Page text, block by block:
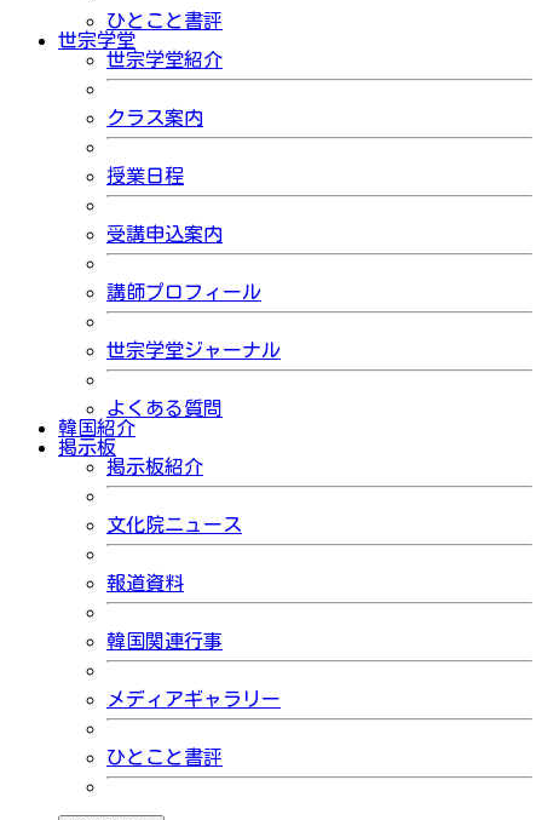
ひとこと書評
世宗学堂
世宗学堂紹介
クラス案内
授業日程
受講申込案内
講師プロフィール
世宗学堂ジャーナル
よくある質問
韓国紹介
掲示板
掲示板紹介
文化院ニュース
報道資料
韓国関連行事
メディアギャラリー
ひとこと書評